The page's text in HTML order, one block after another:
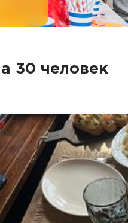
30 человек